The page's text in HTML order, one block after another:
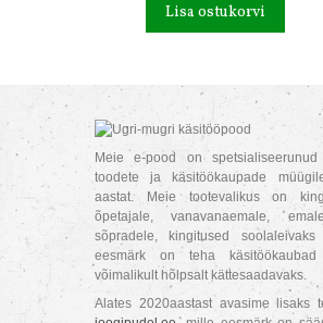
Lisa ostukorvi
Meie e-pood on spetsialiseerunud
toodete ja käsitöökaupade
aastat. Meie tootevalikus on
õpetajale, vanavanaemale,
sõpradele, kingitused
eesmärk on teha käsitöökaubad
võimalikult hõlpsalt kättesaadavaks.
Alates 2020aastast avasime lisaks